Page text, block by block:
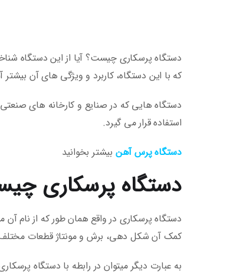
دستگاه پرسکاری چیست؟ آیا از این دستگاه
که با این دستگاه، کاربرد و ویژگی های آن
دستگاه هایی که در صنایع و کارخانه های
استفاده قرار می گیرد.
دستگاه پرس آهن بیشتر بخوانید
دستگاه پرسکاری
دستگاه پرسکاری در واقع همان طور که از نام
کمک آن شکل دهی، برش و مونتاژ قطعات
به عبارت دیگر میتوان در رابطه با دستگاه